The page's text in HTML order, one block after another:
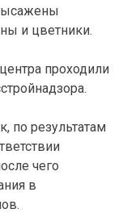
и цветники.
проходили
по результатам
чего
в